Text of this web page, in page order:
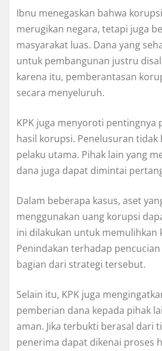
Ibnu menegaskan bahwa
merugikan negara, tetapi juga
masyarakat luas. Dana yang
untuk pembangunan justru
karena itu, pemberantasan
secara menyeluruh.
KPK juga menyoroti pentingnya
hasil korupsi. Penelusuran tidak
pelaku utama. Pihak lain yang
dana juga dapat dimintai
Dalam beberapa kasus, aset
menggunakan uang korupsi
ini dilakukan untuk memulihkan
Penindakan terhadap
bagian dari strategi tersebut.
Selain itu, KPK juga
pemberian dana kepada pihak
aman. Jika terbukti berasal dari
penerima dapat dikenai proses